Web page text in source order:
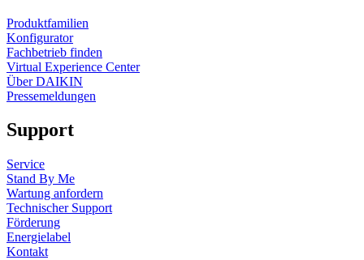
Produktfamilien
Konfigurator
Fachbetrieb finden
Virtual Experience Center
Über DAIKIN
Pressemeldungen
Support
Service
Stand By Me
Wartung anfordern
Technischer Support
Förderung
Energielabel
Kontakt